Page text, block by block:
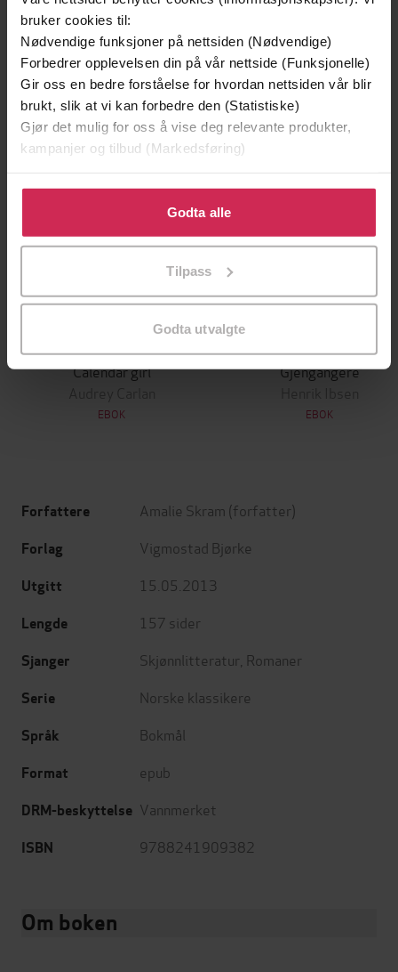
bruker cookies til:
Nødvendige funksjoner på nettsiden (Nødvendige)
Forbedrer opplevelsen din på vår nettside (Funksjonelle)
Gir oss en bedre forståelse for hvordan nettsiden vår blir
brukt, slik at vi kan forbedre den (Statistiske)
Gjør det mulig for oss å vise deg relevante produkter,
kampanjer og tilbud (Markedsføring)
Klikk på «Godta alle» for å gi oss ditt samtykke til å
bruke cookies for alle disse formålene. Du kan også
tilpasse ditt samtykke til spesifikke formål ved å klikke
Godta alle
Tilpass
Godta utvalgte
Andre har også kjøpt
Calendar girl
EBOK
Premium
Gjengangere
EBOK
Forfattere Amalie Skram (forfatter)
Forlag Vigmostad Bjørke
Utgitt 15.05.2013
Lengde 157 sider
Sjanger Skjønnlitteratur Romaner
Serie Norske klassikere
Språk Bokmål
Format epub
DRM-beskyttelse Vannmerket
ISBN 9788241909382
Om boken